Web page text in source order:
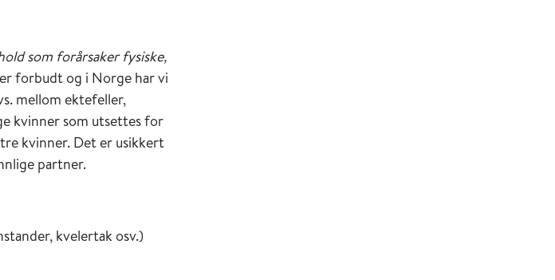
som forårsaker fysiske,
forbudt og i Norge har vi
mellom ektefeller,
kvinner som utsettes for
kvinner. Det er usikkert
partner.
kvelertak osv.)